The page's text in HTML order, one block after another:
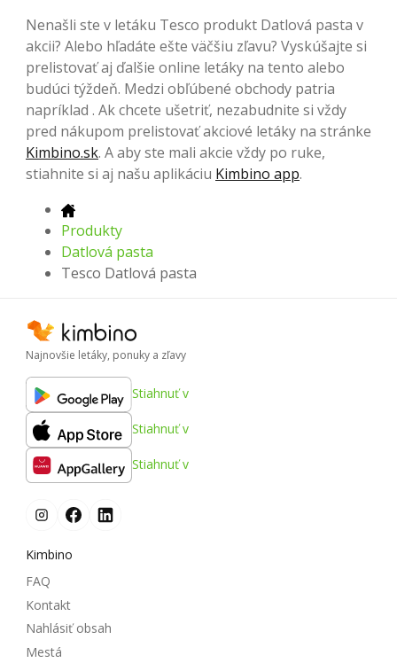
Nenašli ste v letáku Tesco produkt Datlová pasta v
akcii? Alebo hľadáte ešte väčšiu zľavu? Vyskúšajte si
prelistovať aj ďalšie online letáky na tento alebo
budúci týždeň. Medzi obľúbené obchody patria
napríklad . Ak chcete ušetriť, nezabudnite si vždy
pred nákupom prelistovať akciové letáky na stránke
Kimbino.sk. A aby ste mali akcie vždy po ruke,
stiahnite si aj našu aplikáciu Kimbino app.
Produkty
Datlová pasta
Tesco Datlová pasta
Najnovšie letáky, ponuky a zľavy
Stiahnuť v
Stiahnuť v
Stiahnuť v
Kimbino
FAQ
Kontakt
Nahlásiť obsah
Mestá